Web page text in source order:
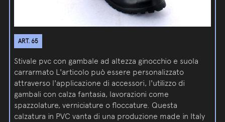
ART. 65
Stivale pvc con gambale ad altezza ginocchio e suola
carrarmato L'articolo può essere personalizzato
attraverso l'applicazione di accessori, l'utilizzo di
gambali con calza fantasia, lavorazioni come
spazzolature, verniciature o floccature. Questa
calzatura in PVC vanta di una produzione made in Italy